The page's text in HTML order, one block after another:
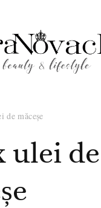
de măceșe
ulei de